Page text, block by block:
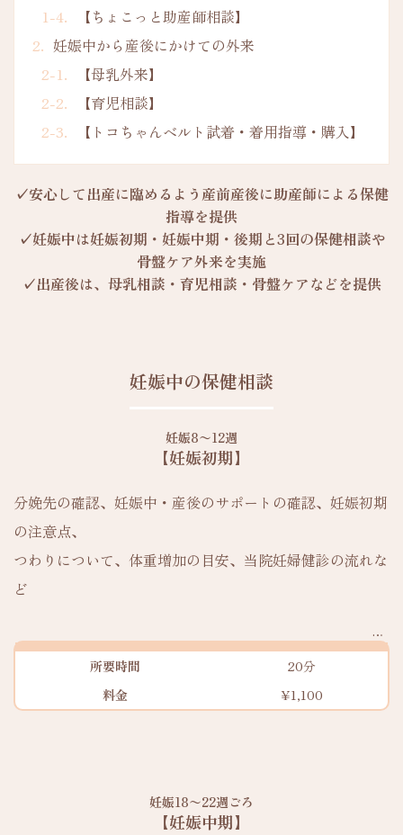
【ちょこっと助産師相談】
妊娠中から産後にかけての外来
【母乳外来】
【育児相談】
【トコちゃんベルト試着・着用指導・購入】
✓安心して出産に臨めるよう産前産後に助産師による保健
指導を提供
✓妊娠中は妊娠初期・妊娠中期・後期と3回の保健相談や
骨盤ケア外来を実施
✓出産後は、母乳相談・育児相談・骨盤ケアなどを提供
妊娠中の保健相談
妊娠8〜12週
【妊娠初期】
分娩先の確認、妊娠中・産後のサポートの確認、妊娠初期
の注意点、
つわりについて、体重増加の目安、当院妊婦健診の流れな
ど
所要時間
20分
料金
¥1,100
妊娠18〜22週ごろ
【妊娠中期】